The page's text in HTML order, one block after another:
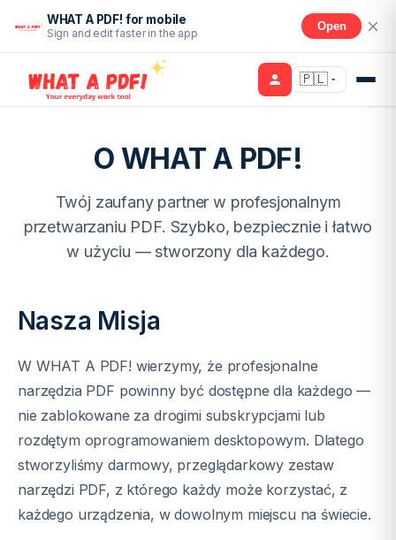
WHAT A PDF! for mobile
Sign and edit faster in the app
Open
🇵🇱
O WHAT A PDF!
Twój zaufany partner w profesjonalnym
przetwarzaniu PDF. Szybko, bezpiecznie i łatwo
w użyciu — stworzony dla każdego.
Nasza Misja
W WHAT A PDF! wierzymy, że profesjonalne
narzędzia PDF powinny być dostępne dla każdego —
nie zablokowane za drogimi subskrypcjami lub
rozdętym oprogramowaniem desktopowym. Dlatego
stworzyliśmy darmowy, przeglądarkowy zestaw
narzędzi PDF, z którego każdy może korzystać, z
każdego urządzenia, w dowolnym miejscu na świecie.